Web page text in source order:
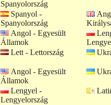
Spanyolország
Spanyol -
Spanyolország
Angol - Egyesült
Államok
Lett - Lettország
Angol - Egyesült
Államok
Lengyel -
Lengyelország